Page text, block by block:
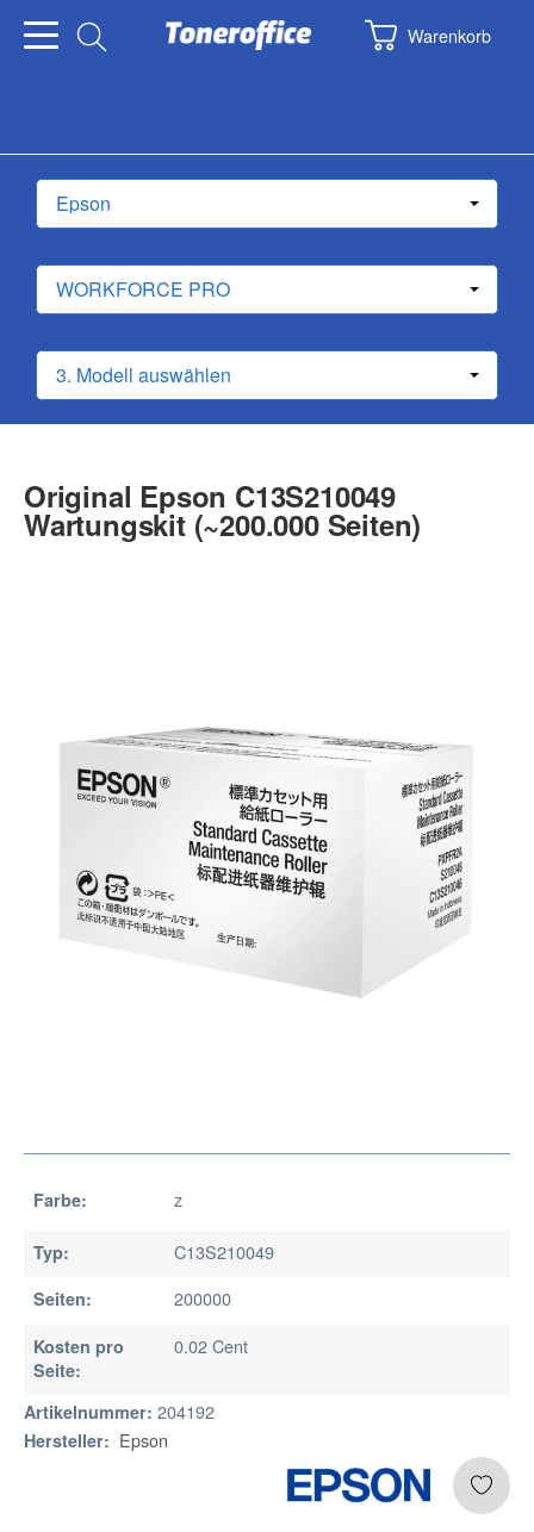
Warenkorb
Original Epson C13S210049
Wartungskit (~200.000 Seiten)
Farbe: z
Typ: C13S210049
Seiten: 200000
Kosten pro
Seite:
0.02 Cent
Artikelnummer: 204192
Hersteller: Epson